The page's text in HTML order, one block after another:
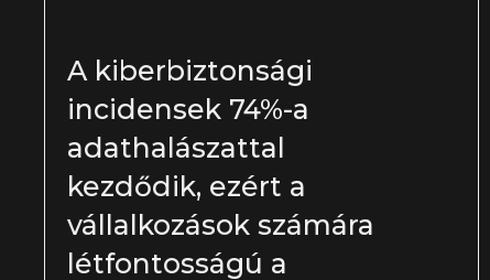
A kiberbiztonsági
incidensek 74%-a
adathalászattal
kezdődik, ezért a
vállalkozások számára
létfontosságú a